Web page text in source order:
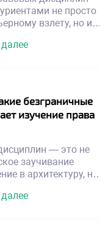
не просто
взлету, но и
социума.
устаревшие
верховенство
осознанное
который
безграничные
изучение права
— это не
заучивание
в архитектуру, на
В эпоху, когда